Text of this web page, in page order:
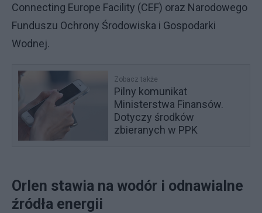
Connecting Europe Facility (CEF) oraz Narodowego
Funduszu Ochrony Środowiska i Gospodarki
Wodnej.
Zobacz także
Pilny komunikat
Ministerstwa Finansów.
Dotyczy środków
zbieranych w PPK
Orlen stawia na wodór i odnawialne
źródła energii